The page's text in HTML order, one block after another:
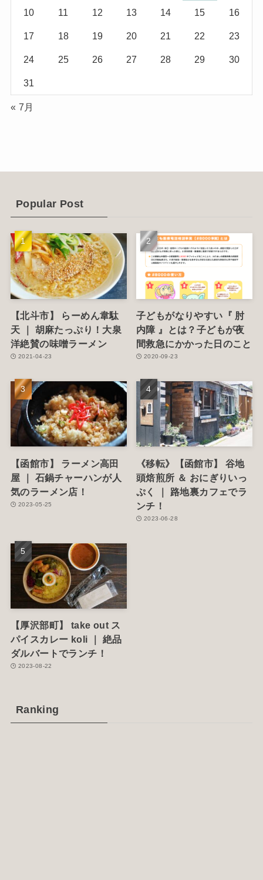
(2)
(4)
(5)
10 11 12 13 14 15 16
17 18 19 20 21 22 23
24 25 26 27 28 29 30
31
« 7月
Popular Post
【北斗市】 らーめん韋駄
天 ｜ 胡麻たっぷり！大泉
洋絶賛の味噌ラーメン
2021-04-23
子どもがなりやすい『 肘
内障 』とは？子どもが夜
間救急にかかった日のこと
2020-09-23
【函館市】 ラーメン高田
屋 ｜ 石鍋チャーハンが人
気のラーメン店！
2023-05-25
《移転》【函館市】 谷地
頭焙煎所 ＆ おにぎりいっ
ぷく ｜ 路地裏カフェでラ
ンチ！
2023-06-28
【厚沢部町】 take out ス
パイスカレー koli ｜ 絶品
ダルバートでランチ！
2023-08-22
Ranking